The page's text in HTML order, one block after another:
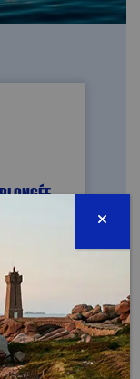
monde.
huilé et